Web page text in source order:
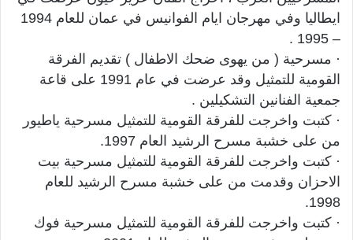
ايطاليا وفي مهرجان ايام الفوانيس في عمان للعام 1994
– 1995 .
· مسرحية ( من يهوى ضحك الاطفال ) تقديم الفرقة
القومية للتمثيل وقد عرضت في عام 1991 على قاعة
جمعية الفنانين التشكيلين .
· كتبت واخرجت للفرقة القومية للتمثيل مسرحية ياطيور
من على خشبة مسرح الرشيد العام 1997.
· كتبت واخرجت للفرقة القومية للتمثيل مسرحية بيت
الاحزان وقدمت من على خشبة مسرح الرشيد للعام
1998.
· كتبت واخرجت للفرقة القومية للتمثيل مسرحية فوك